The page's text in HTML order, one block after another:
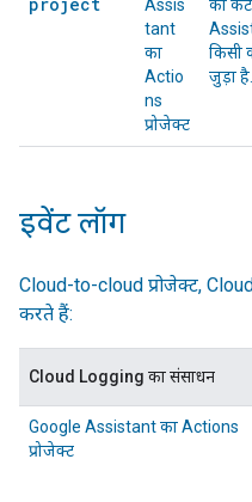
Assis
tant
का
Actio
ns
प्रोजेक्ट
का
किसी
जुड़ा है.
इवेंट लॉग
Cloud-to-cloud प्रोजेक्ट,
करते हैं:
Cloud Logging का संसाधन
Google Assistant का Actions
प्रोजेक्ट